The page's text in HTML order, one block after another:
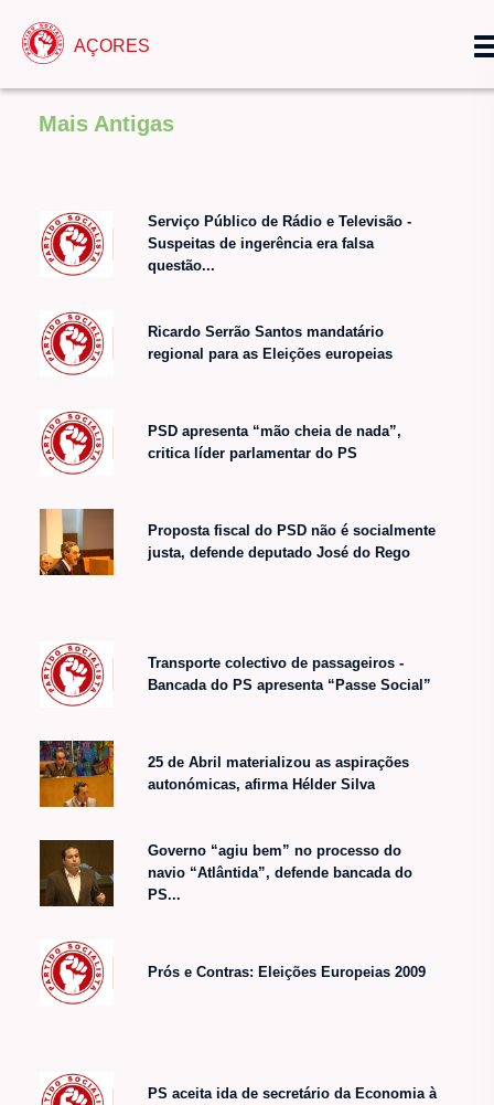
AÇORES
Mais Antigas
Serviço Público de Rádio e Televisão -
Suspeitas de ingerência era falsa
questão...
Ricardo Serrão Santos mandatário
regional para as Eleições europeias
PSD apresenta “mão cheia de nada”,
critica líder parlamentar do PS
Proposta fiscal do PSD não é socialmente
justa, defende deputado José do Rego
Transporte colectivo de passageiros -
Bancada do PS apresenta “Passe Social”
25 de Abril materializou as aspirações
autonómicas, afirma Hélder Silva
Governo “agiu bem” no processo do
navio “Atlântida”, defende bancada do
PS...
Prós e Contras: Eleições Europeias 2009
PS aceita ida de secretário da Economia à